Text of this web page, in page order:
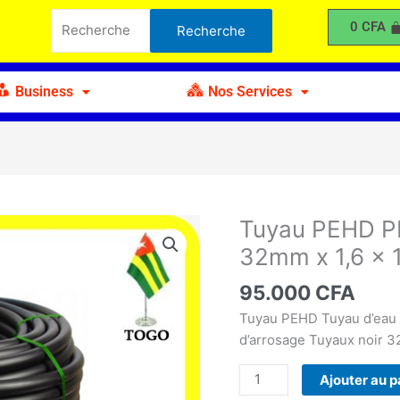
pour :
Recherche 0 CFA
Business Nos Services
Tuyau PEHD
32mm x 1,6 x
95.000 CFA
Tuyau PEHD Tuyau
d’arrosage Tuyaux noir
quantité
de
Tuyau
PEHD
PE
Drip
Irrigation
Pipe
32mm
Ajouter au
Irrigation
Pipe
32mm